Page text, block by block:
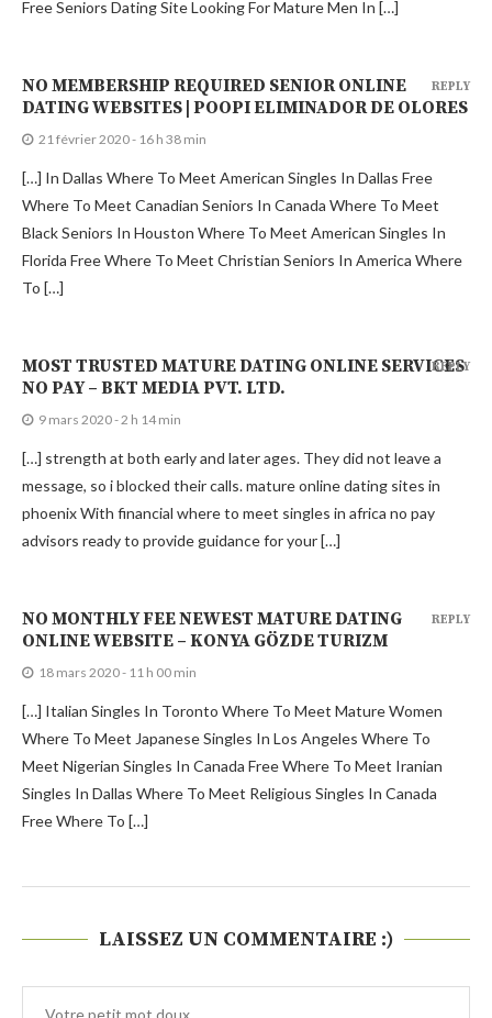
Free Seniors Dating Site Looking For Mature Men In […]
NO MEMBERSHIP REQUIRED SENIOR ONLINE
DATING WEBSITES | POOPI ELIMINADOR DE OLORES
21 février 2020 - 16 h 38 min
[…] In Dallas Where To Meet American Singles In Dallas Free
Where To Meet Canadian Seniors In Canada Where To Meet
Black Seniors In Houston Where To Meet American Singles In
Florida Free Where To Meet Christian Seniors In America Where
To […]
REPLY
MOST TRUSTED MATURE DATING ONLINE SERVICES
NO PAY – BKT MEDIA PVT. LTD.
9 mars 2020 - 2 h 14 min
[…] strength at both early and later ages. They did not leave a
message, so i blocked their calls. mature online dating sites in
phoenix With financial where to meet singles in africa no pay
advisors ready to provide guidance for your […]
REPLY
NO MONTHLY FEE NEWEST MATURE DATING
ONLINE WEBSITE – KONYA GÖZDE TURIZM
18 mars 2020 - 11 h 00 min
[…] Italian Singles In Toronto Where To Meet Mature Women
Where To Meet Japanese Singles In Los Angeles Where To
Meet Nigerian Singles In Canada Free Where To Meet Iranian
Singles In Dallas Where To Meet Religious Singles In Canada
Free Where To […]
REPLY
LAISSEZ UN COMMENTAIRE :)